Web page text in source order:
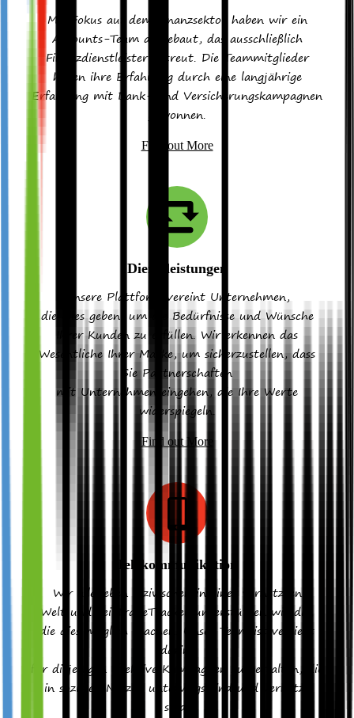
Mit Fokus auf dem Finanzsektor haben wir ein
Accounts-Team aufgebaut, das ausschließlich
Finanzdienstleister betreut. Die Teammitglieder
haben ihre Erfahrung durch eine langjährige
Erfahrung mit Bank- und Versicherungskampagnen
gewonnen.
Find out More
Dienstleistungen
Unsere Plattform vereint Unternehmen,
die alles geben, um die Bedürfnisse und Wünsche
Ihrer Kunden zu erfüllen. Wir erkennen das
Wesentliche Ihrer Marke, um sicherzustellen, dass
Sie Partnerschaften
mit Unternehmen eingehen, die Ihre Werte
widerspiegeln.
Find out More
Telekommunikation
Wir alle leben inziwschen in einer vernetzten
Welt und bei TradeTracker unterstützen wir die,
die dies möglich machen. Unser Team ist versiert
darin,
für diejenigen effektive Kampagnen zu gestalten, die
in sozialen Netzen unterwegs sind und vernetzt
sind.